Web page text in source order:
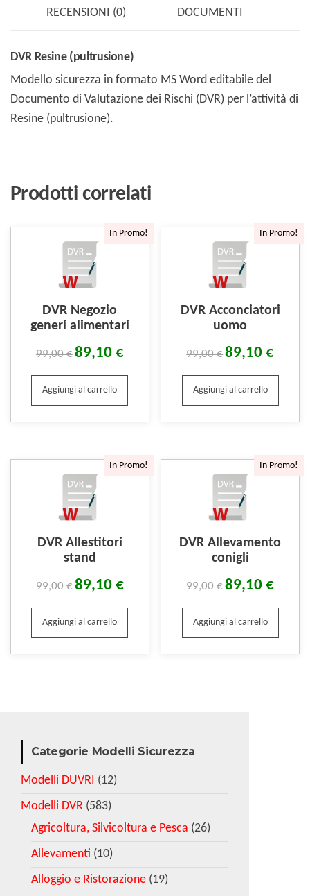
RECENSIONI (0) DOCUMENTI
DVR Resine (pultrusione)
Modello sicurezza in formato MS Word editabile del
Documento di Valutazione dei Rischi (DVR) per l’attività di
Resine (pultrusione).
Prodotti correlati
In Promo!
DVR Negozio
generi alimentari
99,00€89,10 €
Aggiungi al carrello
In Promo!
DVR Acconciatori
uomo
99,00€89,10€
Aggiungi al carrello
In Promo!
DVR Allestitori
stand
99,00€89,10 €
Aggiungi al carrello
In Promo!
DVR Allevamento
conigli
99,00€89,10€
Aggiungi al carrello
Categorie Modelli Sicurezza
Modelli DUVRI (12)
Modelli DVR (583)
Agricoltura, Silvicoltura e Pesca (26)
Allevamenti (10)
Alloggio e Ristorazione (19)